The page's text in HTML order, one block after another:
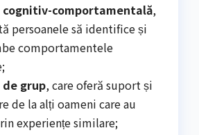
cognitiv-comportamentală,
persoanele să identifice și
comportamentele
de grup, care oferă suport și
de la alți oameni care au
experiențe similare;